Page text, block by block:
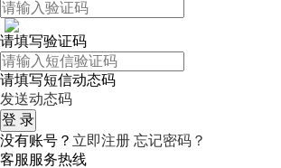
请填写验证码
请填写短信动态码
发送动态码
没有账号？ 立即注册 忘记密码？
客服服务热线